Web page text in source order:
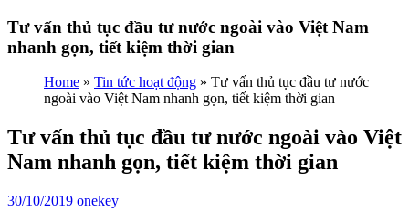
Tư vấn thủ tục đầu tư nước ngoài vào Việt Nam
nhanh gọn, tiết kiệm thời gian
Home » Tin tức hoạt động » Tư vấn thủ tục đầu tư nước
ngoài vào Việt Nam nhanh gọn, tiết kiệm thời gian
Tư vấn thủ tục đầu tư nước ngoài vào Việt
Nam nhanh gọn, tiết kiệm thời gian
30/10/2019 onekey